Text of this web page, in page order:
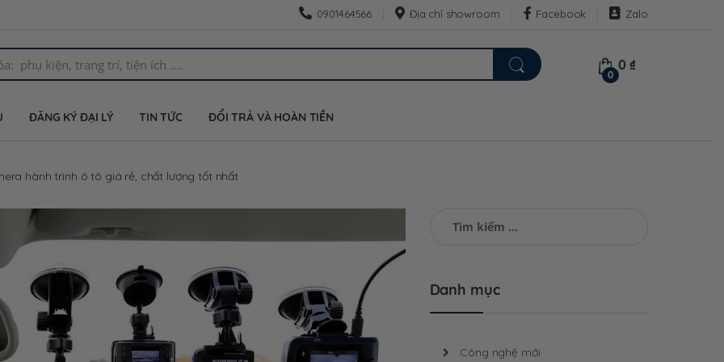
0901464566 Địa chỉ showroom Facebook Zalo
0
0 ₫
ĐĂNG KÝ ĐẠI LÝ TIN TỨC ĐỔI TRẢ VÀ HOÀN TIỀN
hành trình ô tô giá rẻ, chất lượng tốt nhất
kiếm
Danh mục
Công nghệ mới